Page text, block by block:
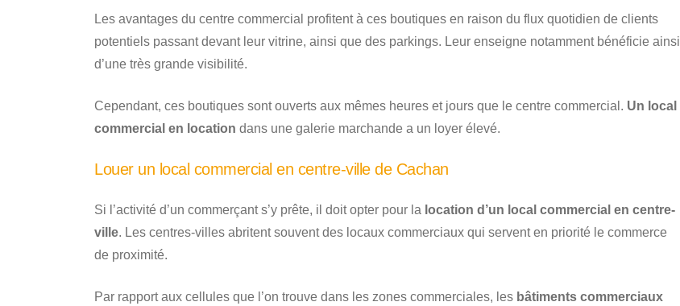
Les avantages du centre commercial profitent à ces boutiques en raison du flux quotidien de clients
potentiels passant devant leur vitrine, ainsi que des parkings. Leur enseigne notamment bénéficie ainsi
d’une très grande visibilité.
Cependant, ces boutiques sont ouverts aux mêmes heures et jours que le centre commercial. Un local
commercial en location dans une galerie marchande a un loyer élevé.
Louer un local commercial en centre-ville de Cachan
Si l’activité d’un commerçant s’y prête, il doit opter pour la location d’un local commercial en centre-
ville. Les centres-villes abritent souvent des locaux commerciaux qui servent en priorité le commerce
de proximité.
Par rapport aux cellules que l’on trouve dans les zones commerciales, les bâtiments commerciaux